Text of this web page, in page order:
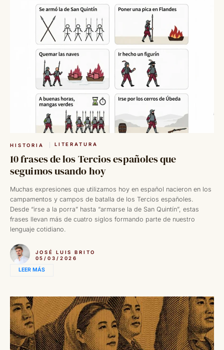
HISTORIA LITERATURA
10 frases de los Tercios españoles que
seguimos usando hoy
Muchas expresiones que utilizamos hoy en español nacieron en los
campamentos y campos de batalla de los Tercios españoles.
Desde “irse a la porra” hasta “armarse la de San Quintín”, estas
frases llevan más de cuatro siglos formando parte de nuestro
lenguaje cotidiano.
JOSÉ LUIS BRITO
05/03/2026
LEER MÁS